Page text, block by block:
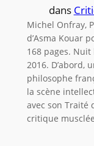
dans
Michel Onfray,
d’Asma Kouar
168 pages.
2016. D’abord,
philosophe
la scène
avec son Traité
critique